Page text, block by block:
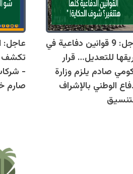
عاجل: 9 قوانين دفاعية في
للتعديل… قرار
صادم يلزم وزارة
الوطني بالإشراف
عاجل:
تكشف
-
صارم